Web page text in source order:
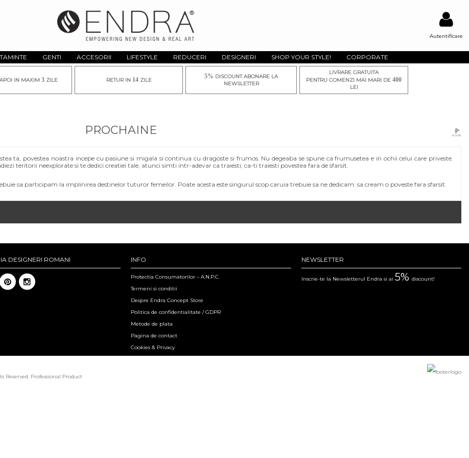
Autentificare
GENTI ACCESORII LIFESTYLE REDUCERI DESIGNERI SHOP YOUR STYLE! CORPORATE
IN MAXIM 3 ZILE RETUR IN 14ZILE
5% DISCOUNT ABONARE LA
NEWSLETTER
LIVRARE GRATUITA
PENTRU COMENZI MAI MARI DE 400
LEI
PROCHAINE
ta, povestea noastra incepe cu pasiune si migala si continua cu dragoste si frumos. Nu degeaba se spune ca frumusetea e in ochii celui care priveste.
teritorii neexplorate si te dedici creatiei tale, atunci simti intr-adevar ca traiesti, ca-ti traiesti povestea fara de sfarsit.
sa participam la implinirea destinelor tuturor femeilor. Poate acesta este singurul scop caruia trebuie sa ne dedicam: sa cream o poveste fara sfarsit.
DESIGNERI ROMANI NEWSLETTER
Inscrie-te la Newsletterul Endra si ai 5% discount!
INFO
Protectia Consumatorilor – A.N.P.C.
Termeni si conditii
Despre Endra Concept Store
Politica de confidentialitate / GDPR
Metode de plata
Pagina de contact
Cookies & Privacy
Reserved. Professional Product